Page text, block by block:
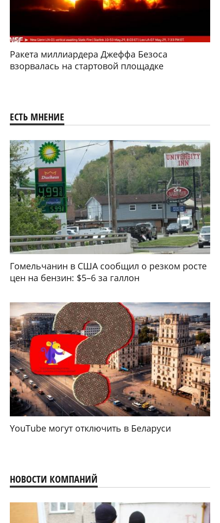
Ракета миллиардера Джеффа Безоса
взорвалась на стартовой площадке
ЕСТЬ МНЕНИЕ
Гомельчанин в США сообщил о резком росте
цен на бензин: $5–6 за галлон
YouTube могут отключить в Беларуси
НОВОСТИ КОМПАНИЙ